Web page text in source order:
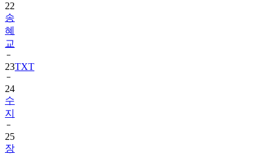
22
송
혜
교
23TXT
24
수
지
25
장